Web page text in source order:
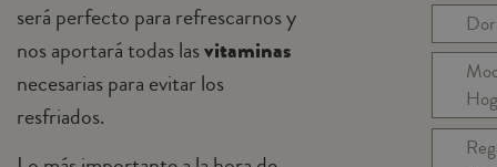
será perfecto para refrescarnos y
nos aportará todas lasvitaminas
necesarias para evitar los
resfriados.